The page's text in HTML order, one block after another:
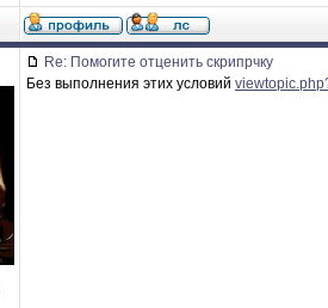
Re: Помогите отценить скрипрчку
Без выполнения этих условий